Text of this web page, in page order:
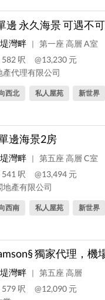
邊 永久海景 可遇不
灣畔 |
第一座 高層 A室
呎
@13,230 元
產代理有限公司
西北 私人屋苑 新世界
邊海景2房
灣畔 |
第五座 高層 C室
呎
@13,494 元
地產有限公司
西南 私人屋苑 新世界
獨家代理，機
灣畔 |
第五座 高層
呎
@12,090 元